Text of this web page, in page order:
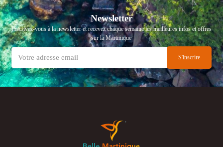
Newsletter
Inscrivez-vous à la newsletter et recevez chaque semaine les meilleures infos et offres
sur la Martinique